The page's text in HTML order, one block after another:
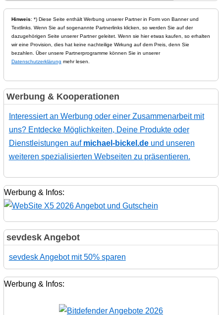
Hinweis: *) Diese Seite enthält Werbung unserer Partner in Form von Banner und
Textlinks. Wenn Sie auf sogenannte Partnerlinks klicken, so werden Sie auf der
dazugehörigen Seite unserer Partner geleitet. Wenn sie hier etwas kaufen, so erhalten
wir eine Provision, dies hat keine nachteilige Wirkung auf dem Preis, denn Sie
bezahlen. Über unsere Partnerprogramme können Sie in unserer
Datenschutzerklärung mehr lesen.
Werbung & Kooperationen
Interessiert an Werbung oder einer Zusammenarbeit mit
uns? Entdecke Möglichkeiten, Deine Produkte oder
Dienstleistungen auf michael-bickel.deund unseren
weiteren spezialisierten Webseiten zu präsentieren.
Werbung & Infos:
sevdesk Angebot
sevdesk Angebot mit 50% sparen
Werbung & Infos: